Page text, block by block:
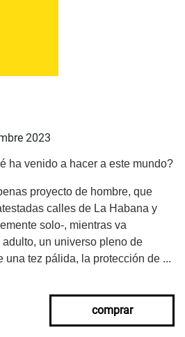
2023
ha venido a hacer a este mundo?
proyecto de hombre, que
calles de La Habana y
solo-, mientras va
un universo pleno de
una tez pálida, la protección de ...
comprar